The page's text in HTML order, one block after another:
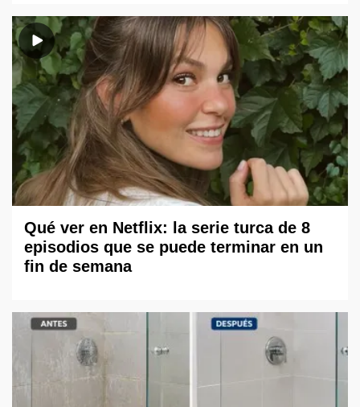
Qué ver en Netflix: la serie turca de 8
episodios que se puede terminar en un
fin de semana